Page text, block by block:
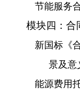
节能服务
模块四：合
新国标《
景及意
能源费用